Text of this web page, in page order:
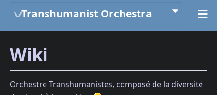
Transhumanist Orchestra
Wiki
Orchestre Transhumanistes, composé de la diversité